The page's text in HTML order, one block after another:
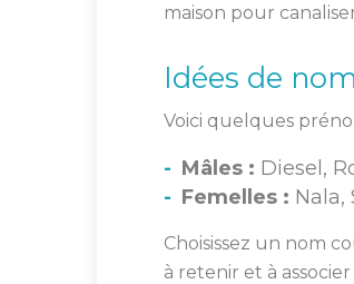
maison pour
Idées de
Voici quelques
Mâles : Diesel,
Femelles : Nala,
Choisissez un nom
à retenir et à